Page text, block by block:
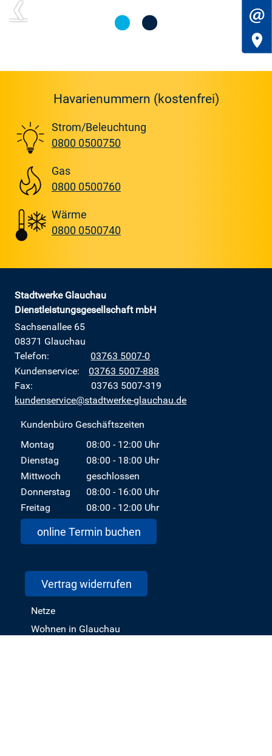


Havarienummern (kostenfrei)
Strom/Beleuchtung
0800 0500750
Gas
0800 0500760
Wärme
0800 0500740
Stadtwerke Glauchau
Dienstleistungsgesellschaft mbH
Sachsenallee 65
08371 Glauchau
Telefon:03763 5007-0
Kundenservice:
03763 5007-888
Fax: 03763 5007-319
kundenservice@stadtwerke-glauchau.de
Kundenbüro Geschäftszeiten
Montag
08:00 - 12:00 Uhr
Dienstag
08:00 - 18:00 Uhr
Mittwoch
geschlossen
Donnerstag
08:00 - 16:00 Uhr
Freitag
08:00 - 12:00 Uhr
online Termin buchen
Vertrag widerrufen
Netze
Wohnen in Glauchau